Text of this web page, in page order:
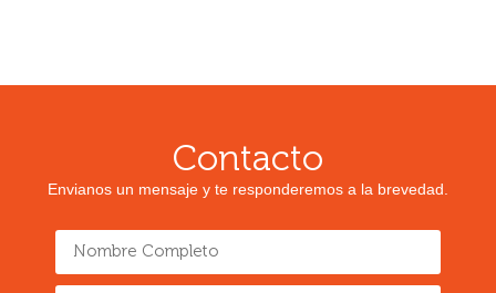
Contacto
Envianos un mensaje y te responderemos a la brevedad.